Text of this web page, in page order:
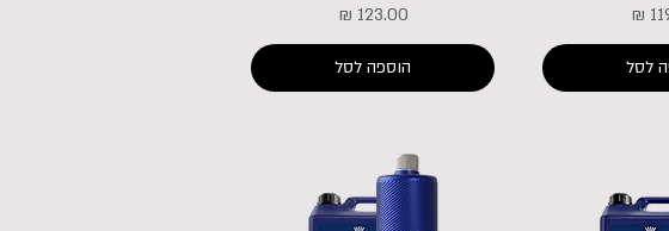
לסל
מחיר
הוספה לסל